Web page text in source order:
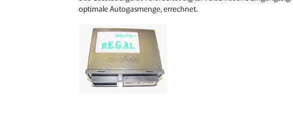
optimale Autogasmenge, errechnet.